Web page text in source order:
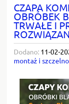
CZAPA
OBRÓBEK
TRWAŁE I
Dodano: 11-02-
montaż i